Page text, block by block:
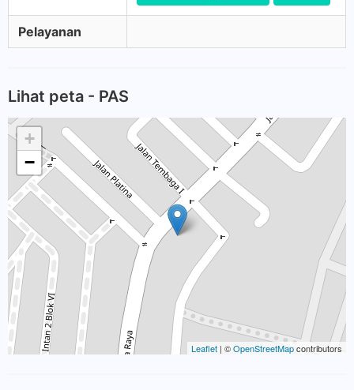
Pelayanan
Lihat peta - PAS
+
−
Leaflet | ©OpenStreetMapcontributors